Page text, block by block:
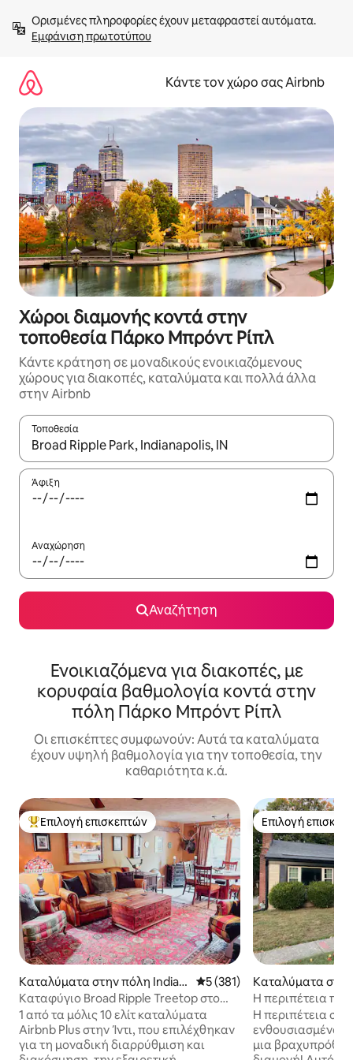
στο
περιεχόμενοΕμφάνιση πρωτοτύπου
Κάντε τον χώρο σας Airbnb
Χώροι διαμονής κοντά στην
τοποθεσία Πάρκο Μπρόντ Ρίπλ
Κάντε κράτηση σε μοναδικούς ενοικιαζόμενους
χώρους για διακοπές, καταλύματα και πολλά άλλα
στην Airbnb
Τοποθεσία
Όταν τα αποτελέσματα είναι διαθέσιμα, μπορείτε να
Άφιξη
Αναχώρηση
Αναζήτηση
Ενοικιαζόμενα για διακοπές, με
κορυφαία βαθμολογία κοντά στην
πόλη Πάρκο Μπρόντ Ρίπλ
Οι επισκέπτες συμφωνούν: Αυτά τα καταλύματα
έχουν υψηλή βαθμολογία για την τοποθεσία, την
καθαριότητα κ.ά.
Κορυφαία επιλογή επισκεπτών
Επιλογή επισκεπτών
Καταλύματα στην πόλη Indian
apolis
Μέση βαθμολογία: 5 στα 5,
5 (381)
Καταφύγιο Broad Ripple Treetop στο
πάρκο
1 από τα μόλις 10 ελίτ καταλύματα
Airbnb Plus στην Ίντι, που επιλέχθηκαν
για τη μοναδική διαρρύθμιση και
Επιλογή
Επιλογή
Καταλύματα
anapolis
Η περιπέτεια
του Broad Ripple!
Η περιπέτεια σας
ενθουσιασμένοι
μια